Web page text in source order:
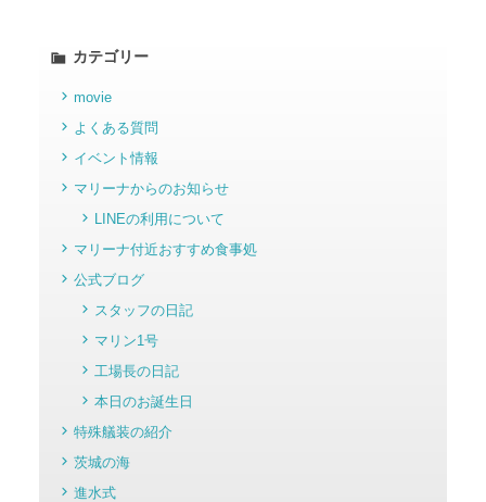
カテゴリー
movie
よくある質問
イベント情報
マリーナからのお知らせ
LINEの利用について
マリーナ付近おすすめ食事処
公式ブログ
スタッフの日記
マリン1号
工場長の日記
本日のお誕生日
特殊艤装の紹介
茨城の海
進水式